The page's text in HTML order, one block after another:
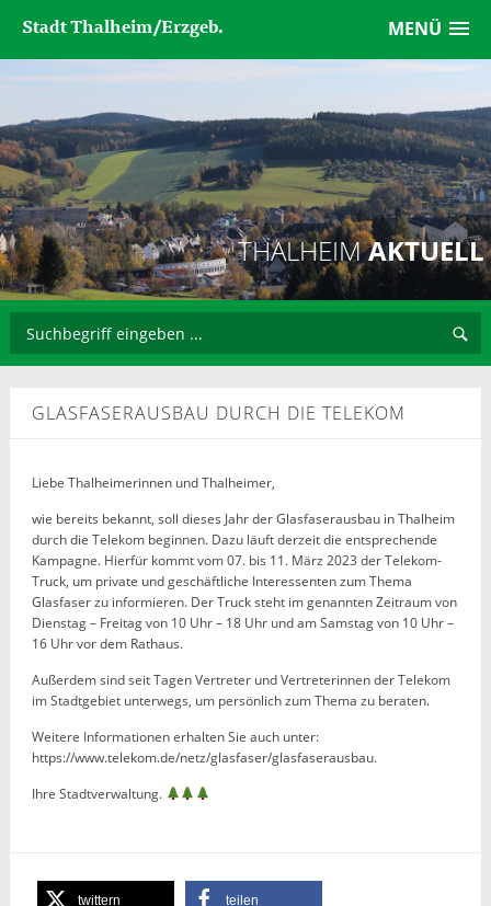
MENÜ
Stadt Thalheim/Erzgeb.
THALHEIMAKTUELL
GLASFASERAUSBAU DURCH DIE TELEKOM
Liebe Thalheimerinnen und Thalheimer,
wie bereits bekannt, soll dieses Jahr der Glasfaserausbau in Thalheim
durch die Telekom beginnen. Dazu läuft derzeit die entsprechende
Kampagne. Hierfür kommt vom 07. bis 11. März 2023 der Telekom-
Truck, um private und geschäftliche Interessenten zum Thema
Glasfaser zu informieren. Der Truck steht im genannten Zeitraum von
Dienstag – Freitag von 10 Uhr – 18 Uhr und am Samstag von 10 Uhr –
16 Uhr vor dem Rathaus.
Außerdem sind seit Tagen Vertreter und Vertreterinnen der Telekom
im Stadtgebiet unterwegs, um persönlich zum Thema zu beraten.
Weitere Informationen erhalten Sie auch unter:
https://www.telekom.de/netz/glasfaser/glasfaserausbau.
Ihre Stadtverwaltung.
twittern teilen